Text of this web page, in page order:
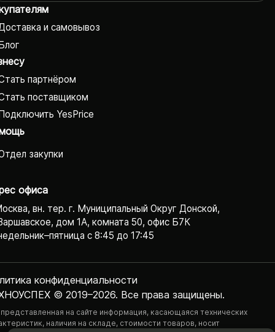
и самовывоз
партнёром
поставщиком
YesPrice
закупки
офиса
вн. тер. г. Муниципальный Округ Донской,
дом 1А, комната 50, офис Б7К
с 8:45 до 17:45
© 2019–2026. Все права защищены.
конфиденциаль­ности
на сайте информация, касающаяся технических
наличия на складе, стоимости товаров, носит